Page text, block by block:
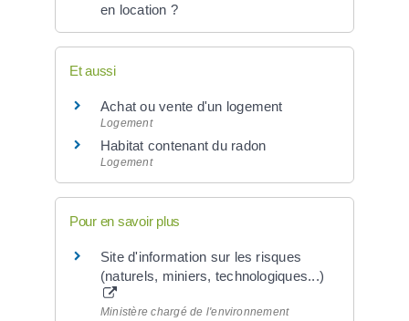
en location ?
Et aussi
Achat ou vente d'un logement
Logement
Habitat contenant du radon
Logement
Pour en savoir plus
Site d'information sur les risques
(naturels, miniers, technologiques...)
Ministère chargé de l'environnement